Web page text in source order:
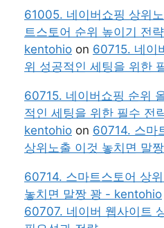
61005. 네이버쇼핑 상위
트스토어 순위 높이기 전
kentohio on 60715. 네이
위 성공적인 세팅을 위한
60715. 네이버쇼핑 순위
적인 세팅을 위한 필수 전
kentohio on 60714. 스마
상위노출 이것 놓치면 말
60714. 스마트스토어 상
놓치면 말짱 꽝 - kentohio
60707. 네이버 웹사이트